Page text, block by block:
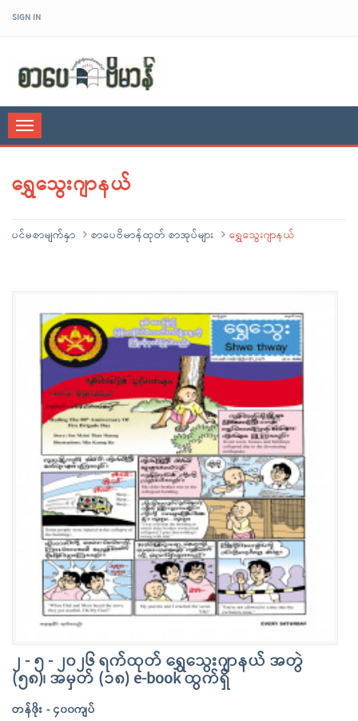
SIGN IN
Toggle
navigation
ရွှေသွေးဂျာနယ်
ပင်မစာမျက်နှာ စာပေဗိမာန်ထုတ် စာအုပ်များ ရွှေသွေးဂျာနယ်
၂ - ၅ - ၂၀၂၆ ရက်ထုတ် ရွှေသွေးဂျာနယ် အတွဲ
(၅၈)၊ အမှတ် (၁၈) e-book ထွက်ရှိ
တန်ဖိုး - ၄၀၀ကျပ်